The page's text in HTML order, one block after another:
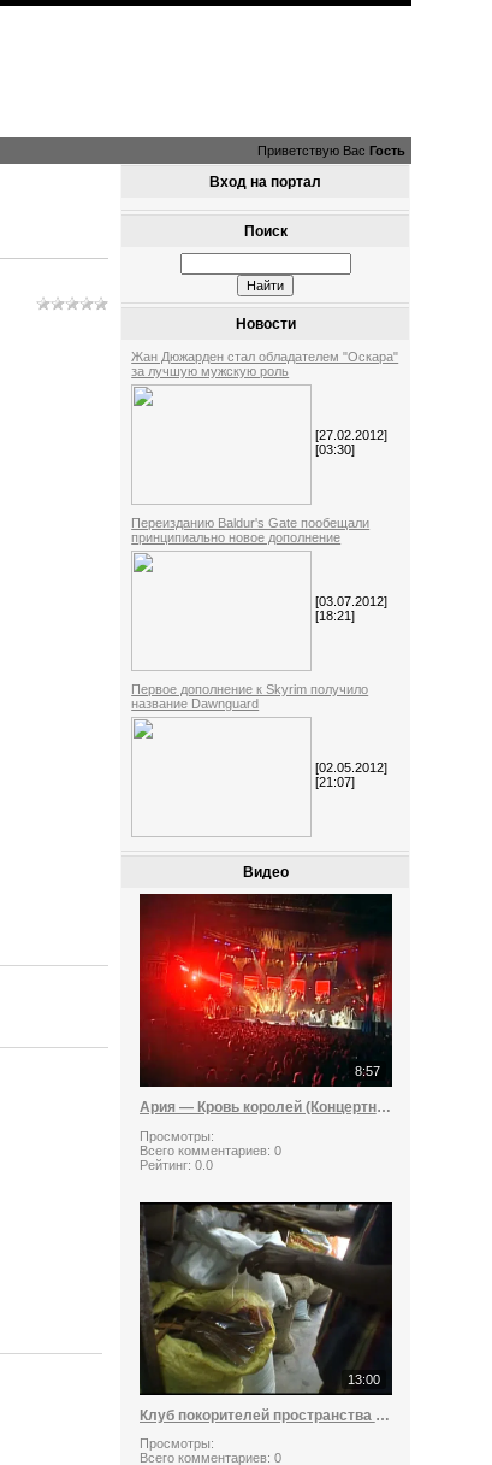
Приветствую Вас Гость
Вход на портал
Поиск
Новости
Жан Дюжарден стал обладателем "Оскара"
за лучшую мужскую роль
[27.02.2012]
[03:30]
Переизданию Baldur's Gate пообещали
принципиально новое дополнение
[03.07.2012]
[18:21]
Первое дополнение к Skyrim получило
название Dawnguard
[02.05.2012]
[21:07]
Видео
8:57
Ария — Кровь королей (Концертное выступление)
Просмотры:
Всего комментариев: 0
Рейтинг: 0.0
13:00
Клуб покорителей пространства Серия 422
Просмотры:
Всего комментариев: 0